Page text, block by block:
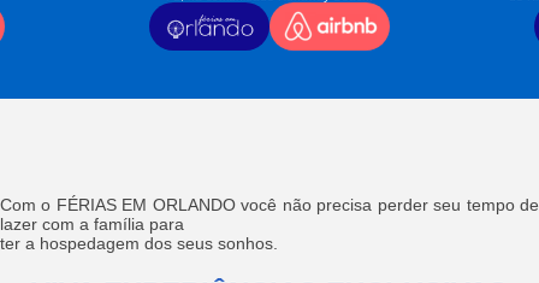
Com o FÉRIAS EM ORLANDO você não precisa perder seu tempo de
lazer com a família para
ter a hospedagem dos seus sonhos.